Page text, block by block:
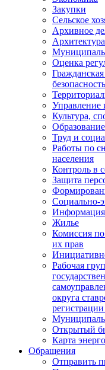
Закупки
Сельское
Архивное
Архитектура
Оценка
безопасность
Управление
Культура,
Образование
Труд и
Работы по
населения
Контроль в
Защита
Социально-
Информация
Жилье
Комиссия
их прав
Рабочая
округа
Открытый
Карта
Обращения
Отправить